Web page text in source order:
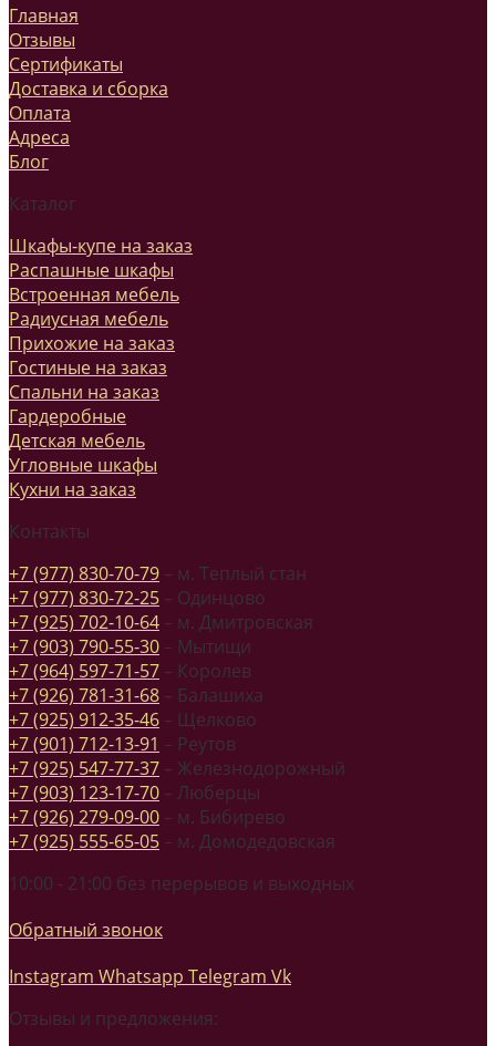
Главная
Отзывы
Сертификаты
Доставка и сборка
Оплата
Адреса
Блог
Каталог
Шкафы-купе на заказ
Распашные шкафы
Встроенная мебель
Радиусная мебель
Прихожие на заказ
Гостиные на заказ
Спальни на заказ
Гардеробные
Детская мебель
Угловные шкафы
Кухни на заказ
Контакты
+7 (977) 830-70-79 – м. Теплый стан
+7 (977) 830-72-25 – Одинцово
+7 (925) 702-10-64 – м. Дмитровская
+7 (903) 790-55-30 – Мытищи
+7 (964) 597-71-57 – Королев
+7 (926) 781-31-68 – Балашиха
+7 (925) 912-35-46 – Щелково
+7 (901) 712-13-91 – Реутов
+7 (925) 547-77-37 – Железнодорожный
+7 (903) 123-17-70 – Люберцы
+7 (926) 279-09-00 – м. Бибирево
+7 (925) 555-65-05 – м. Домодедовская
10:00 - 21:00 без перерывов и выходных
Обратный звонок
Instagram Whatsapp Telegram Vk
Отзывы и предложения: